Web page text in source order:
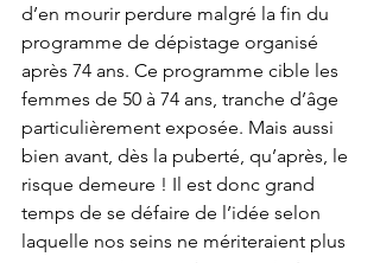
d’en mourir perdure malgré la fin du
programme de dépistage organisé
après 74 ans. Ce programme cible les
femmes de 50 à 74 ans, tranche d’âge
particulièrement exposée. Mais aussi
bien avant, dès la puberté, qu’après, le
risque demeure ! Il est donc grand
temps de se défaire de l’idée selon
laquelle nos seins ne mériteraient plus